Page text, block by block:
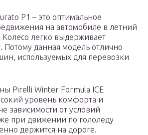
P1 – это оптимальное
на автомобиле в летний
легко выдерживает
Потому данная модель отлично
используемых для перевозки
Pirelli Winter Formula ICE
уровень комфорта и
зависимости от условий
при движении по гололеду
держится на дороге.